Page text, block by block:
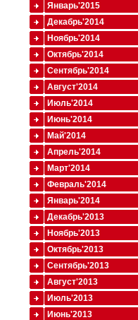
Январь'2015
Декабрь'2014
Ноябрь'2014
Октябрь'2014
Сентябрь'2014
Август'2014
Июль'2014
Июнь'2014
Май'2014
Апрель'2014
Март'2014
Февраль'2014
Январь'2014
Декабрь'2013
Ноябрь'2013
Октябрь'2013
Сентябрь'2013
Август'2013
Июль'2013
Июнь'2013